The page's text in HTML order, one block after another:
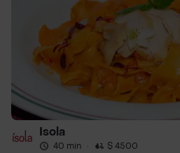
Isola
40 min · $ 4500